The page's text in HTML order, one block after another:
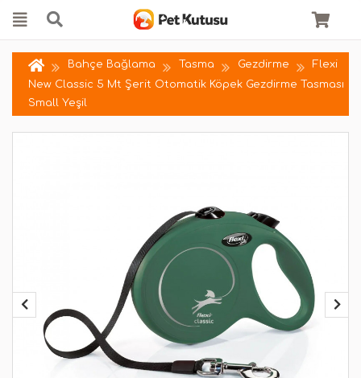
Bahçe Bağlama Tasma Gezdirme
Flexi
New Classic 5 Mt Şerit Otomatik Köpek Gezdirme Tasması
Small Yeşil